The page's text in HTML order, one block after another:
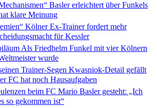
Basler erleichtert über Funkels
klare Meinung
Kölner Ex-Trainer fordert mehr
für Kessler
Als Friedhelm Funkel mit vier Kölnern
wurde
Trainer-Segen Kwasniok-Detail gefällt
FC hat noch Hausaufgaben
beim FC Mario Basler gesteht: „Ich
so gekommen ist“